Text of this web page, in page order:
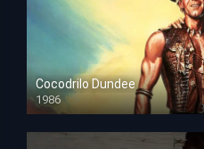
Cocodrilo Dundee
1986
HD 1080p